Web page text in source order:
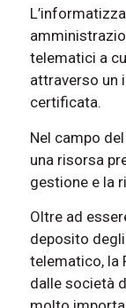
telematici a
attraverso un
certificata.
Nel campo
una risorsa
gestione e la
Oltre ad
deposito
telematico, la
dalle società